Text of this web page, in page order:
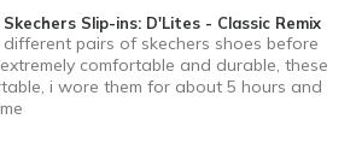
Slip-ins: D'Lites - Classic Remix
pairs of skechers shoes before
comfortable and durable, these
i wore them for about 5 hours and